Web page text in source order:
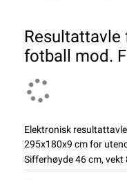
Resultattavle
fotball mod.
Elektronisk
295x180x9 cm for
Sifferhøyde 46 cm, vekt